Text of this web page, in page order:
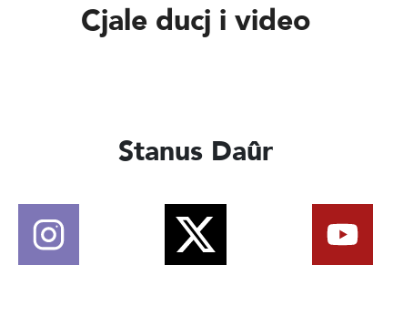
Cjale ducj i video
Stanus Daûr